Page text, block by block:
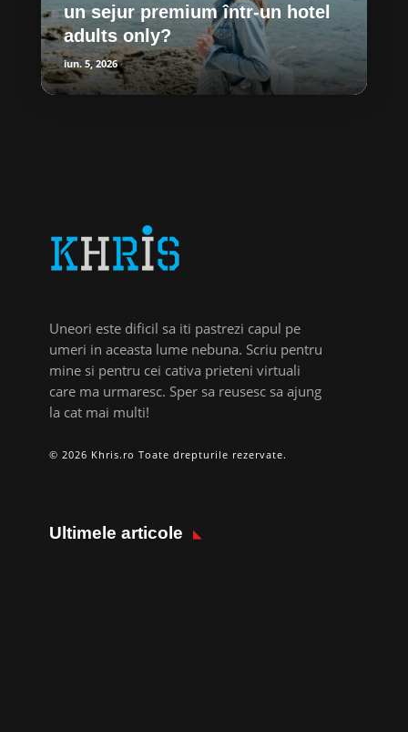
un sejur premium într-un hotel
adults only?
iun. 5, 2026
Uneori este dificil sa iti pastrezi capul pe
umeri in aceasta lume nebuna. Scriu pentru
mine si pentru cei cativa prieteni virtuali
care ma urmaresc. Sper sa reusesc sa ajung
la cat mai multi!
© 2026 Khris.ro Toate drepturile rezervate.
Ultimele articole